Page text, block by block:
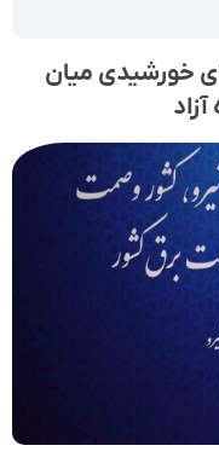
خورشیدی میان